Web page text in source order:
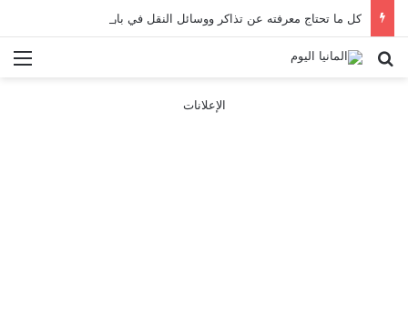
كل ما تحتاج معرفته عن تذاكر ووسائل النقل في باريس 2025
بحث عن
الإعلانات